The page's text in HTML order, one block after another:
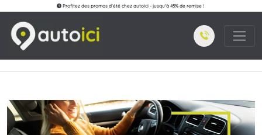
Profitez des promos d'été chez autoici - jusqu'à 45% de remise !